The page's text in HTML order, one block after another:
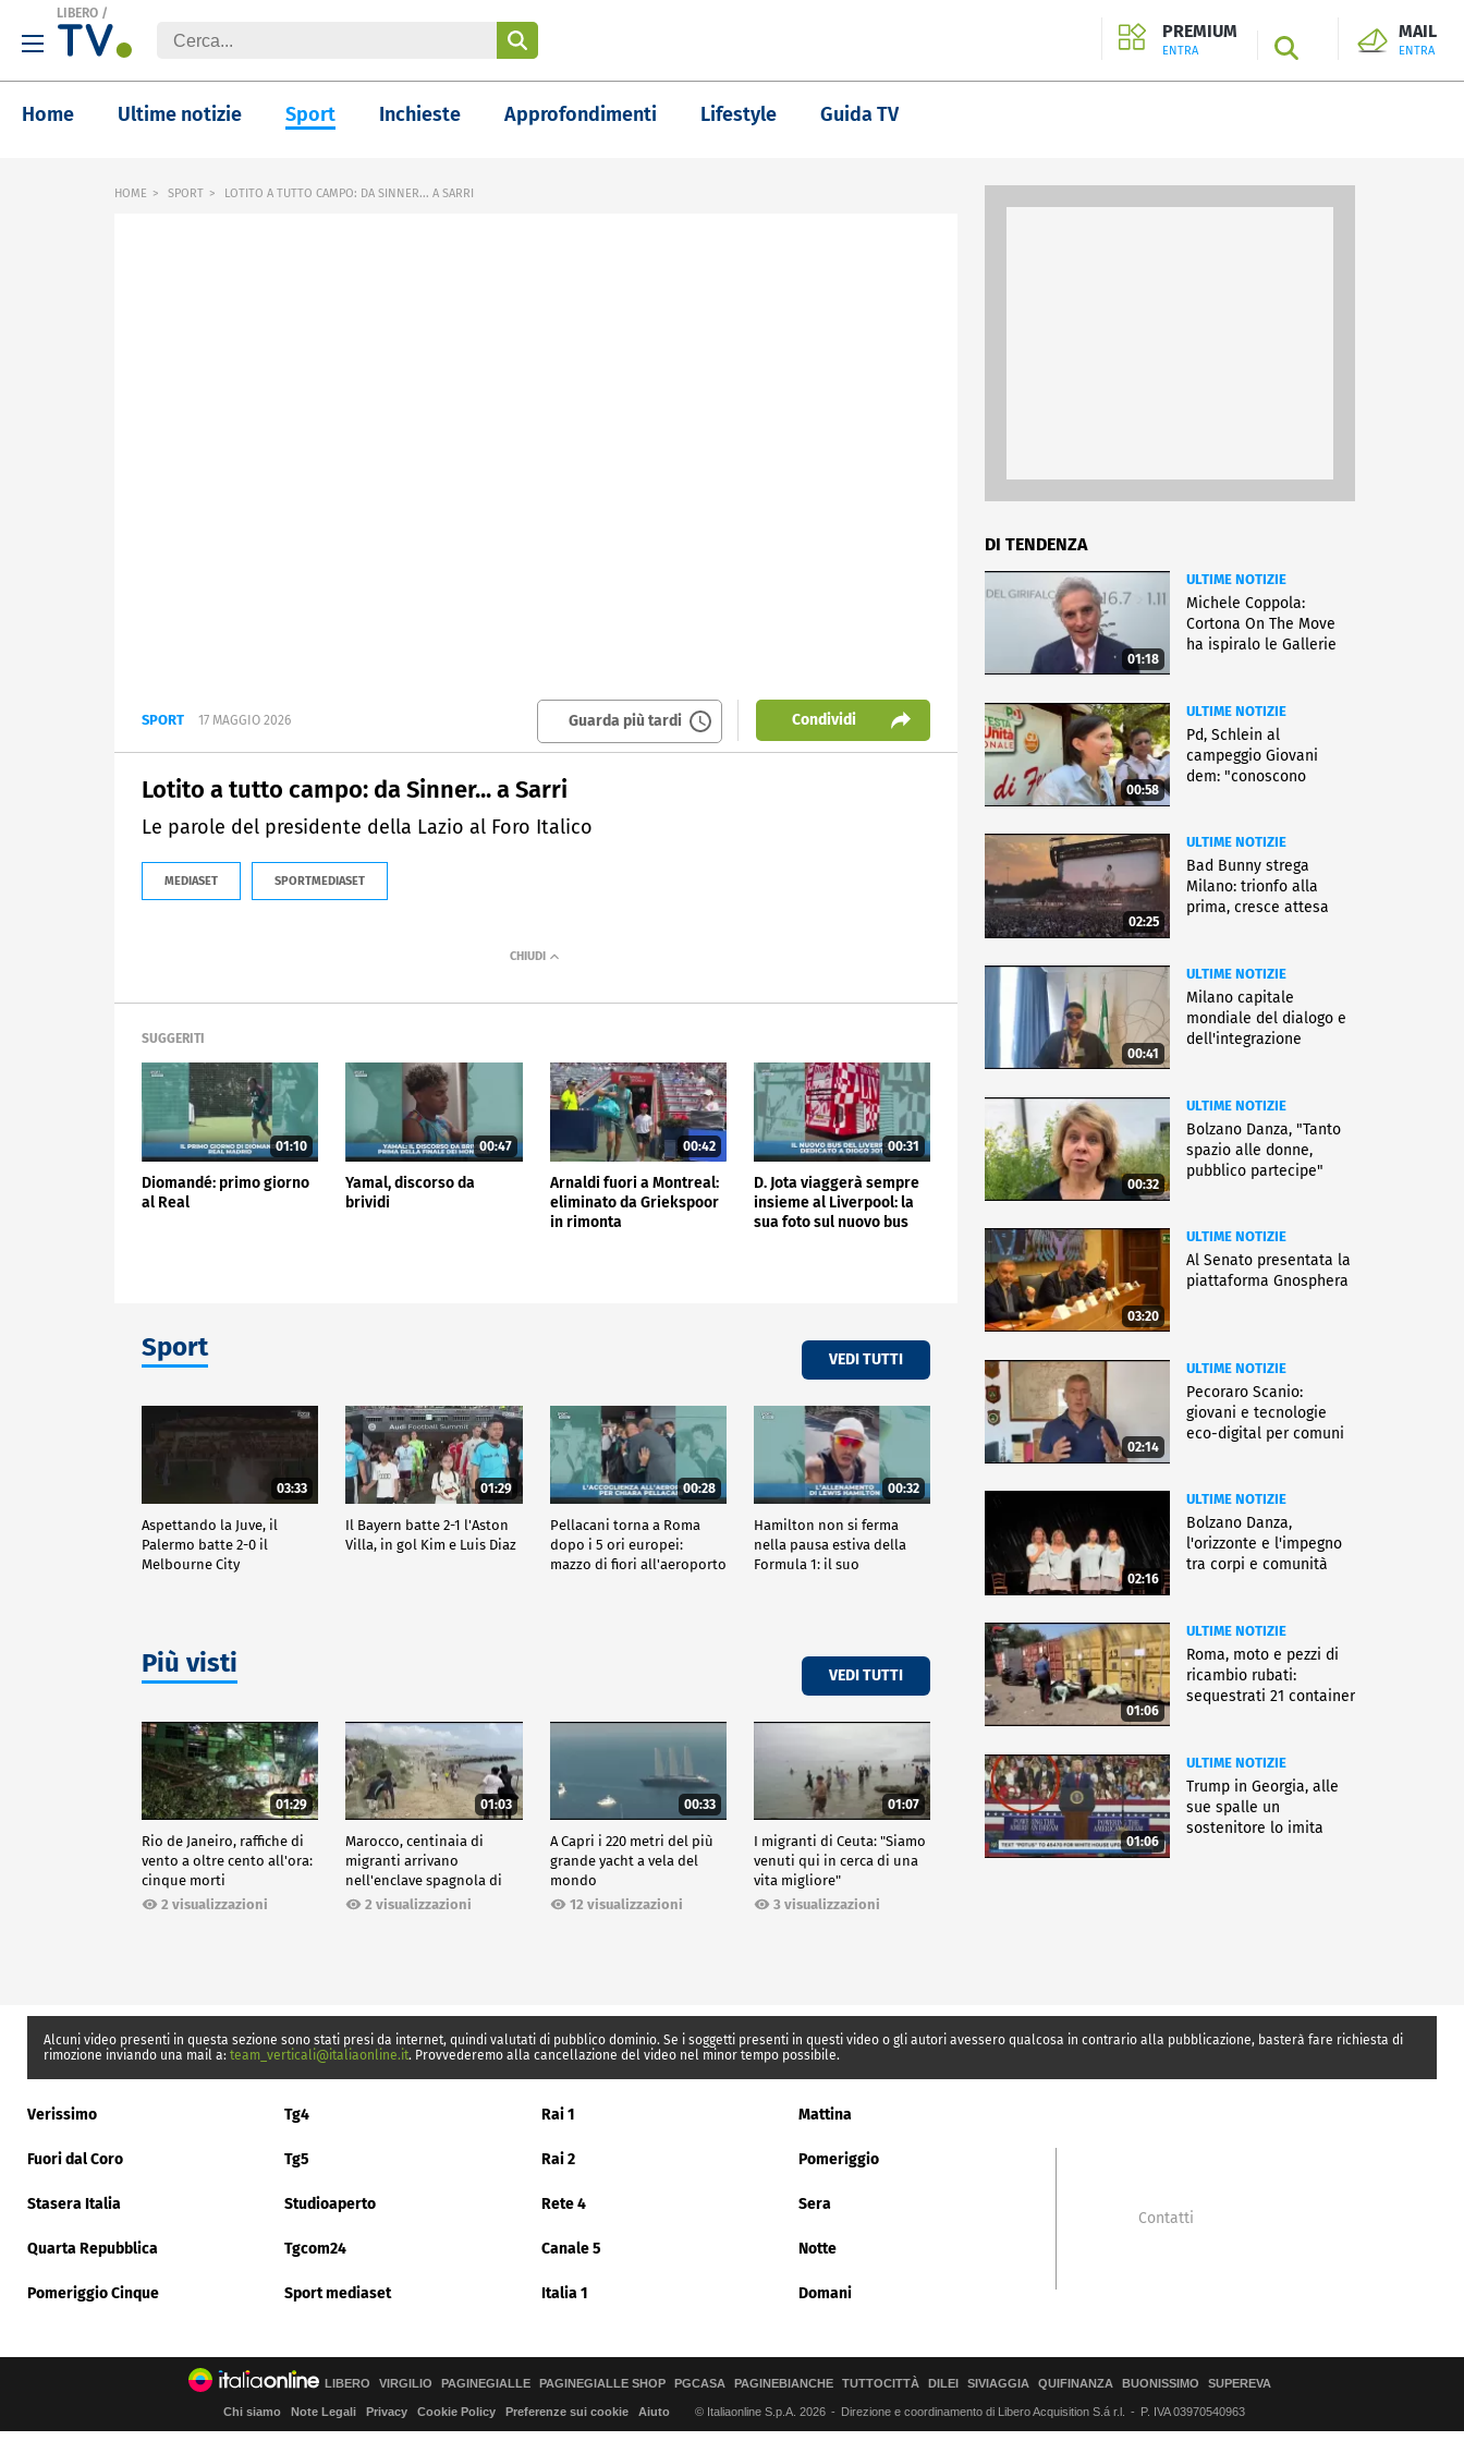
LIBERO /
PREMIUM
ENTRA SEARCH
MAIL
ENTRA
Home Ultime notizie Sport Inchieste Approfondimenti Lifestyle Guida TV
HOME SPORT LOTITO A TUTTO CAMPO: DA SINNER... A SARRI
SPORT 17 MAGGIO 2026 Guarda più tardi Condividi
Lotito a tutto campo: da Sinner... a Sarri
Le parole del presidente della Lazio al Foro Italico
MEDIASET SPORTMEDIASET
SUGGERITI
01:10
Diomandé: primo giorno
al Real
00:47
Yamal, discorso da
brividi
00:42
Arnaldi fuori a Montreal:
eliminato da Griekspoor
in rimonta
00:31
D. Jota viaggerà sempre
insieme al Liverpool: la
sua foto sul nuovo bus
Sport VEDI TUTTI
03:33
Aspettando la Juve, il
Palermo batte 2-0 il
Melbourne City
01:29
Il Bayern batte 2-1 l'Aston
Villa, in gol Kim e Luis Diaz
00:28
Pellacani torna a Roma
dopo i 5 ori europei:
mazzo di fiori all'aeroporto
00:32
Hamilton non si ferma
nella pausa estiva della
Formula 1: il suo
Più visti VEDI TUTTI
01:29
Rio de Janeiro, raffiche di
vento a oltre cento all'ora:
cinque morti
2 visualizzazioni
01:03
Marocco, centinaia di
migranti arrivano
nell'enclave spagnola di
Ceuta2 visualizzazioni
00:33
A Capri i 220 metri del più
grande yacht a vela del
mondo
12 visualizzazioni
01:07
I migranti di Ceuta: "Siamo
venuti qui in cerca di una
vita migliore"
3 visualizzazioni
DI TENDENZA
01:18
ULTIME NOTIZIE
Michele Coppola:
Cortona On The Move
ha ispiralo le Gallerie
00:58
ULTIME NOTIZIE
Pd, Schlein al
campeggio Giovani
dem: "conoscono
02:25
ULTIME NOTIZIE
Bad Bunny strega
Milano: trionfo alla
prima, cresce attesa
00:41
ULTIME NOTIZIE
Milano capitale
mondiale del dialogo e
dell'integrazione
00:32
ULTIME NOTIZIE
Bolzano Danza, "Tanto
spazio alle donne,
pubblico partecipe"
03:20
ULTIME NOTIZIE
Al Senato presentata la
piattaforma Gnosphera
02:14
ULTIME NOTIZIE
Pecoraro Scanio:
giovani e tecnologie
eco-digital per comuni
02:16
ULTIME NOTIZIE
Bolzano Danza,
l'orizzonte e l'impegno
tra corpi e comunità
01:06
ULTIME NOTIZIE
Roma, moto e pezzi di
ricambio rubati:
sequestrati 21 container
01:06
ULTIME NOTIZIE
Trump in Georgia, alle
sue spalle un
sostenitore lo imita
Alcuni video presenti in questa sezione sono stati presi da internet, quindi valutati di pubblico dominio. Se i soggetti presenti in questi video o gli autori avessero qualcosa in contrario alla pubblicazione, basterà fare richiesta di
rimozione inviando una mail a: team_verticali@italiaonline.it. Provvederemo alla cancellazione del video nel minor tempo possibile.
Verissimo Tg4 Rai 1 Mattina
Fuori dal Coro Tg5 Rai 2 Pomeriggio
Stasera Italia Studioaperto Rete 4 Sera
Quarta Repubblica Tgcom24 Canale 5 Notte
Pomeriggio Cinque Sport mediaset Italia 1 Domani
Contatti
LIBERO VIRGILIO PAGINEGIALLE PAGINEGIALLE SHOP PGCASA PAGINEBIANCHE TUTTOCITTÀ DILEI SIVIAGGIA QUIFINANZA BUONISSIMO SUPEREVA
Chi siamo Note Legali Privacy Cookie Policy Preferenze sui cookie Aiuto © Italiaonline S.p.A. 2026 Direzione e coordinamento di Libero Acquisition S.á r.l. P. IVA 03970540963